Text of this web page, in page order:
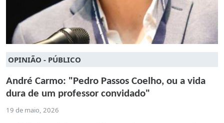
OPINIÃO - PÚBLICO
André Carmo: "Pedro Passos Coelho, ou a vida
dura de um professor convidado"
19 de maio, 2026